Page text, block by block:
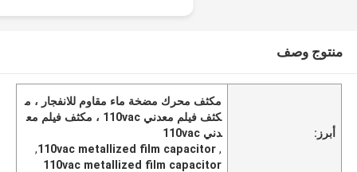
منتوج وصف
أبرز:
مكثف محرك مضخة ماء مقاوم للانفجار ، م
كثف فيلم معدني 110vac ، مكثف فيلم مع
دني 110vac
,
110vac metallized film capacitor
,
110vac metallized film capacitor